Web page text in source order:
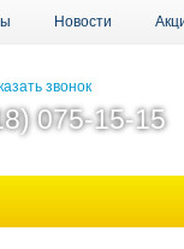
Новости
звонок
075-15-15